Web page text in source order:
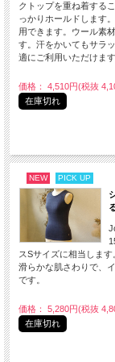
クトップを重ね着する
っかりホールドします
用できます。ウール素
す。汗をかいてもサラ
適にご利用いただけます
価格： 4,510円(税抜
在庫切れ
NEW PICK UP
スSサイズに相当しま
滑らかな肌さわりで、
です。
価格： 5,280円(税抜
在庫切れ